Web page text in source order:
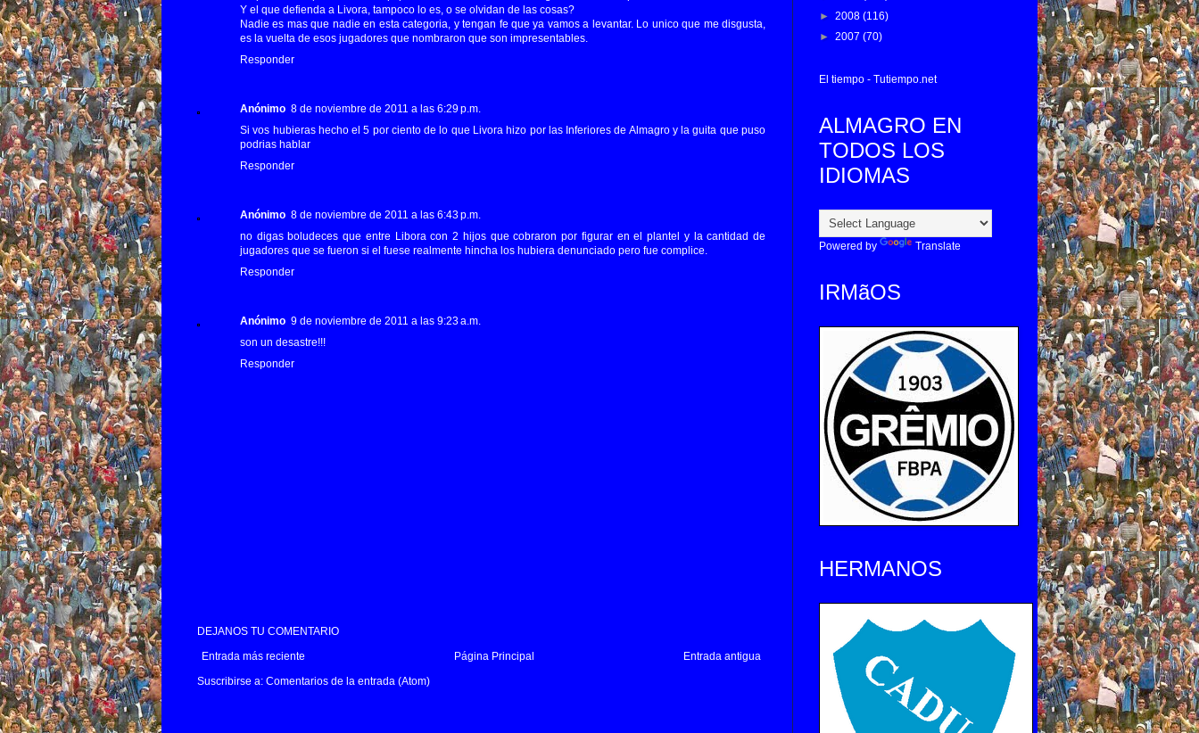
Y el que defienda a Livora, tampoco lo es, o se olvidan de las cosas?
Nadie es mas que nadie en esta categoria, y tengan fe que ya vamos a levantar. Lo unico que me disgusta,
es la vuelta de esos jugadores que nombraron que son impresentables.
Responder
Anónimo 8 de noviembre de 2011 a las 6:29 p.m.
Si vos hubieras hecho el 5 por ciento de lo que Livora hizo por las Inferiores de Almagro y la guita que puso
podrias hablar
Responder
Anónimo 8 de noviembre de 2011 a las 6:43 p.m.
no digas boludeces que entre Libora con 2 hijos que cobraron por figurar en el plantel y la cantidad de
jugadores que se fueron si el fuese realmente hincha los hubiera denunciado pero fue complice.
Responder
Anónimo 9 de noviembre de 2011 a las 9:23 a.m.
son un desastre!!!
Responder
DEJANOS TU COMENTARIO
Entrada más reciente
Entrada antigua
Página Principal
Suscribirse a: Comentarios de la entrada (Atom)
► 2008 (116)
► 2007 (70)
El tiempo - Tutiempo.net
ALMAGRO EN
TODOS LOS
IDIOMAS
Powered by Translate
IRMãOS
HERMANOS